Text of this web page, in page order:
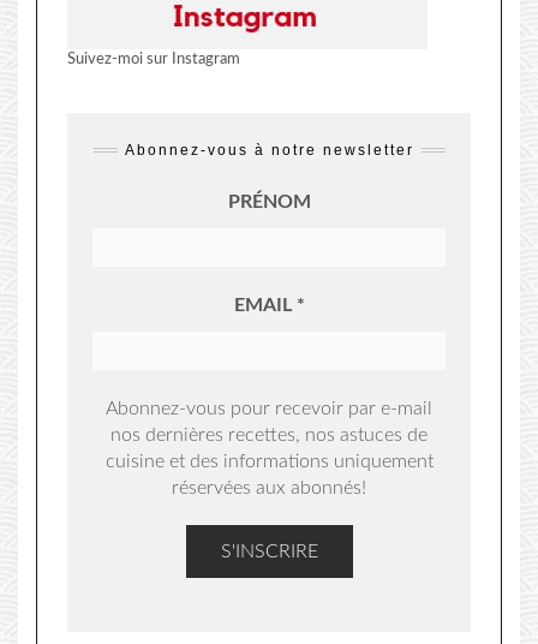
Suivez-moi sur Instagram
Abonnez-vous à notre newsletter
PRÉNOM
EMAIL *
Abonnez-vous pour recevoir par e-mail
nos dernières recettes, nos astuces de
cuisine et des informations uniquement
réservées aux abonnés!